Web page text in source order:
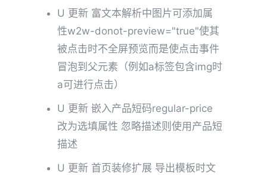
U 更新 富文本解析中图片可添加属
性w2w-donot-preview="true"使其
被点击时不全屏预览而是使点击事件
冒泡到父元素（例如a标签包含img时
a可进行点击）
U 更新 嵌入产品短码regular-price
改为选填属性 忽略描述则使用产品短
描述
U 更新 首页装修扩展 导出模板时文